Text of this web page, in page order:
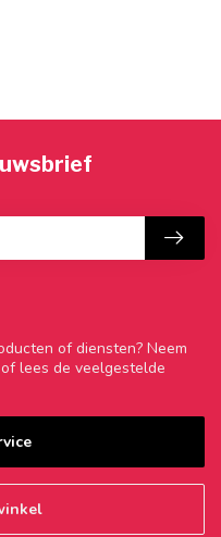
of diensten? Neem
lees de veelgestelde